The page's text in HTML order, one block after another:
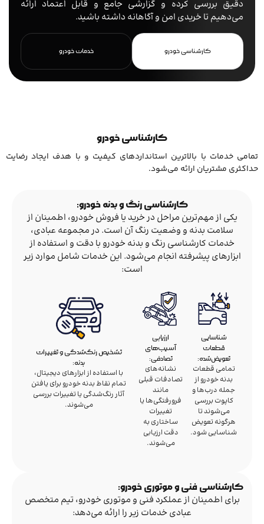
دقیق بررسی کرده و گزارشی جامع و قابل اعتماد ارائه
می‌دهیم تا خریدی امن و آگاهانه داشته باشید.
کارشناسی خودرو خدمات خودرو
کارشناسی خودرو
تمامی خدمات با بالاترین استانداردهای کیفیت و با هدف ایجاد رضایت
حداکثری مشتریان ارائه می‌شود.
کارشناسی رنگ و بدنه خودرو:
یکی از مهم‌ترین مراحل در خرید یا فروش خودرو، اطمینان از
سلامت بدنه و وضعیت رنگ آن است. در مجموعه عبادی،
خدمات کارشناسی رنگ و بدنه خودرو با دقت و استفاده از
ابزارهای پیشرفته انجام می‌شود. این خدمات شامل موارد زیر
است:
شناسایی
قطعات
تعویض‌شده:
تمامی قطعات
بدنه خودرو از
جمله درب‌ها و
کاپوت بررسی
می‌شوند تا
هرگونه تعویض
شناسایی شود.
ارزیابی
آسیب‌های
تصادفی:
نشانه‌های
تصادفات قبلی
مانند
فرورفتگی‌ها یا
تغییرات
ساختاری به
دقت ارزیابی
می‌شوند.
تشخیص رنگ‌شدگی و تغییرات
بدنه:
با استفاده از ابزارهای دیجیتال،
تمام نقاط بدنه خودرو برای یافتن
آثار رنگ‌شدگی یا تغییرات بررسی
می‌شوند.
کارشناسی فنی و موتوری خودرو:
برای اطمینان از عملکرد فنی و موتوری خودرو، تیم متخصص
عبادی خدمات زیر را ارائه می‌دهد: